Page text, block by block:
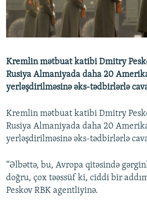
KARIKATURA
İSLAM VƏ DEMOKRATIYA
İZ - MƏDƏNIYYƏT PROQRAMI
PEŞƏ ETIKASI VƏ JURNALISTIKA
MATERIALLARIMIZDAN ISTIFADƏ
BIZIMLƏ ƏLAQƏ
XƏBƏR BÜLLETENLƏRIMIZ
BIZI IZLƏ
Kremlin mətbuat katibi Dmitry
Rusiya Almaniyada daha 20
yerləşdirilməsinə əks-tədbirlərlə
Kremlin mətbuat katibi Dmitry
Rusiya Almaniyada daha 20
yerləşdirilməsinə əks-tədbirlərlə
“Əlbəttə, bu, Avropa qitəsində
doğru, çox təəssüf ki, ciddi bir
Peskov RBK agentliyinə.